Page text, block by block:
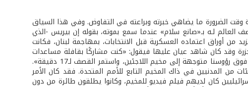
الضرورة ما يضاهي خبرته وبراعته في التفاوض. وفي هذا السياق
لـه بـ«صانع سلام» عندما سمع بموته، بقوله إن بيريس -الذي
من أوراق اعتماده العسكرية قبل الانتخابات، بمهاجمة لبنان، فكانت
وقد كان شاهد عيان عليها فيقول: «كنت مشاركًا بقافلة مساعدات
للأمم المتحدة تمركزت خارج القرية اللبنانية، عندما حلقت القذائف الإسرائيلية فوق رؤوسنا متوجهة إلى مخيم اللاجئين، واستمر القصف لـ17 دقيقة».
المدنيين في ذاك المخيم التابع للأمم المتحدة. فقد كان الأمر
كان لديهم فيلم فيديو للمخيم، وكانوا يطلقون طائرة من دون